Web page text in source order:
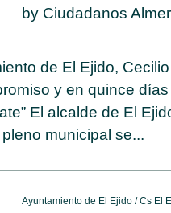
by Ciudadanos
de El Ejido,
y en quince
El alcalde de El
municipal se...
Ayuntamiento de El Ejido/Cs El